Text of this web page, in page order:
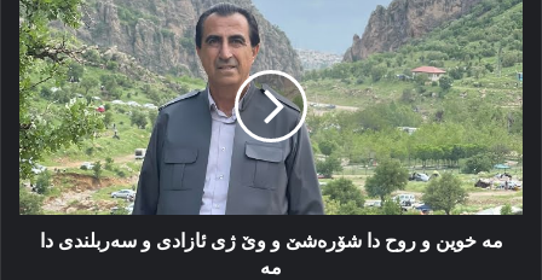
مە
خوین
و
روح
دا
شۆرەشێ
و
وێ
ژی
ئازادی
مە خوین و روح دا شۆرەشێ و وێ ژی ئازادی و سەربلندی دا
مە